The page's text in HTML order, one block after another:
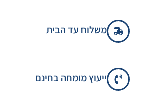
משלוח עד הבית
ייעוץ מומחה בחינם